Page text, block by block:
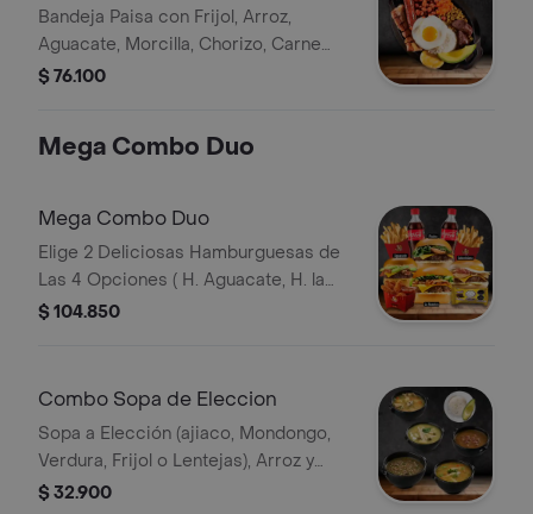
Bandeja Paisa con Frijol, Arroz,
Aguacate, Morcilla, Chorizo, Carne
Molida, Huevo, Chicharrón Porcion y
$ 76.100
Mega Combo Duo
Mega Combo Duo
Elige 2 Deliciosas Hamburguesas de
Las 4 Opciones ( H. Aguacate, H. la
Nuestra, H. Colombiana y H. Piedro)
Papas, 2 Bebidas, 6 Tender de Pollo y
1 Paquete de Trufas
$ 104.850
Combo Sopa de Eleccion
Sopa a Elección (ajiaco, Mondongo,
Verdura, Frijol o Lentejas), Arroz y
Aguacate
$ 32.900